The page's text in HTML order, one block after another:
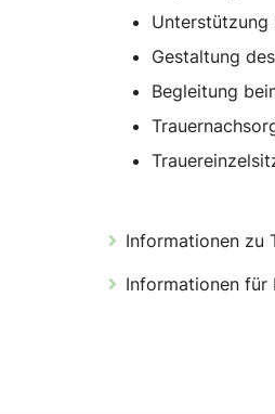
Unterstützung
Gestaltung
Begleitung
Informationen zu
Informationen für